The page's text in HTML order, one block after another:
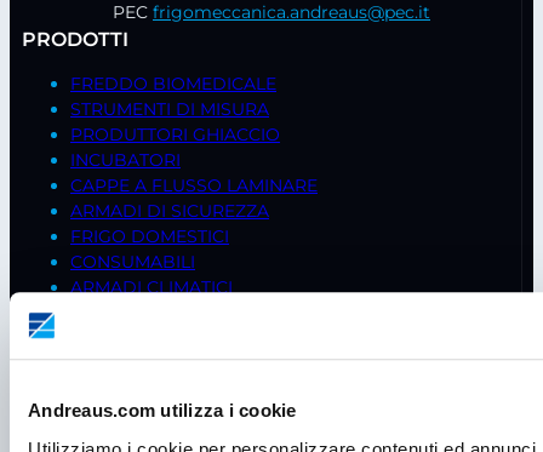
Andreaus.com utilizza i cookie
PEC frigomeccanica.andreaus@pec.it
PRODOTTI
FREDDO BIOMEDICALE
STRUMENTI DI MISURA
PRODUTTORI GHIACCIO
INCUBATORI
CAPPE A FLUSSO LAMINARE
ARMADI DI SICUREZZA
FRIGO DOMESTICI
CONSUMABILI
ARMADI CLIMATICI
STUFE
PIPETTE
CAPPE CHIMICHE